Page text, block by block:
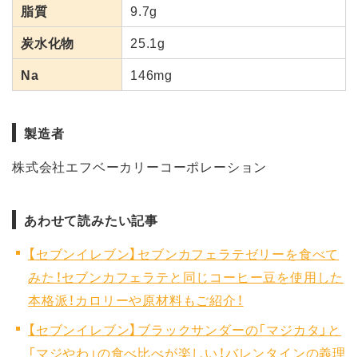
脂質
9.7g
炭水化物
25.1g
Na
146mg
製造者
株式会社エフベーカリーコーポレーション
あわせて読みたい記事
【セブンイレブン】セブンカフェラテゼリーを食べて
みた！セブンカフェラテと同じコーヒー豆を使用した
本格派！カロリーや原材料もご紹介！
【セブンイレブン】ブラックサンダーの「マジカタ」と
「マジやわ」の食べ比べが楽しい！バレンタインの義理